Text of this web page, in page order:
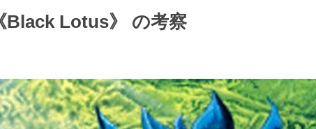
Black Lotus》 の考察